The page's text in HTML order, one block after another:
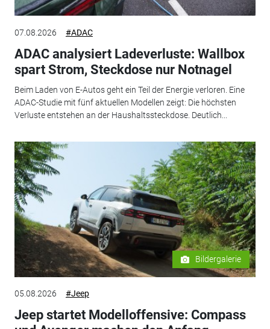
07.08.2026 #ADAC
ADAC analysiert Ladeverluste: Wallbox
spart Strom, Steckdose nur Notnagel
Beim Laden von E-Autos geht ein Teil der Energie verloren. Eine
ADAC-Studie mit fünf aktuellen Modellen zeigt: Die höchsten
Verluste entstehen an der Haushaltssteckdose. Deutlich...
Bildergalerie
05.08.2026 #Jeep
Jeep startet Modelloffensive: Compass